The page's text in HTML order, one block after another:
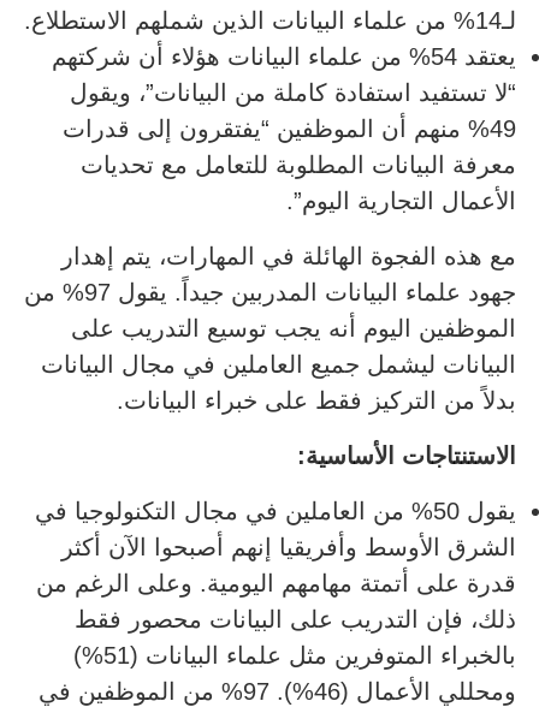
لـ14% من علماء البيانات الذين شملهم الاستطلاع.
يعتقد 54% من علماء البيانات هؤلاء أن شركتهم
“لا تستفيد استفادة كاملة من البيانات”، ويقول
49% منهم أن الموظفين “يفتقرون إلى قدرات
معرفة البيانات المطلوبة للتعامل مع تحديات
الأعمال التجارية اليوم”.
مع هذه الفجوة الهائلة في المهارات، يتم إهدار
جهود علماء البيانات المدربين جيداً. يقول 97% من
الموظفين اليوم أنه يجب توسيع التدريب على
البيانات ليشمل جميع العاملين في مجال البيانات
بدلاً من التركيز فقط على خبراء البيانات.
الاستنتاجات الأساسية:
يقول 50% من العاملين في مجال التكنولوجيا في
الشرق الأوسط وأفريقيا إنهم أصبحوا الآن أكثر
قدرة على أتمتة مهامهم اليومية. وعلى الرغم من
ذلك، فإن التدريب على البيانات محصور فقط
بالخبراء المتوفرين مثل علماء البيانات (51%)
ومحللي الأعمال (46%). 97% من الموظفين في